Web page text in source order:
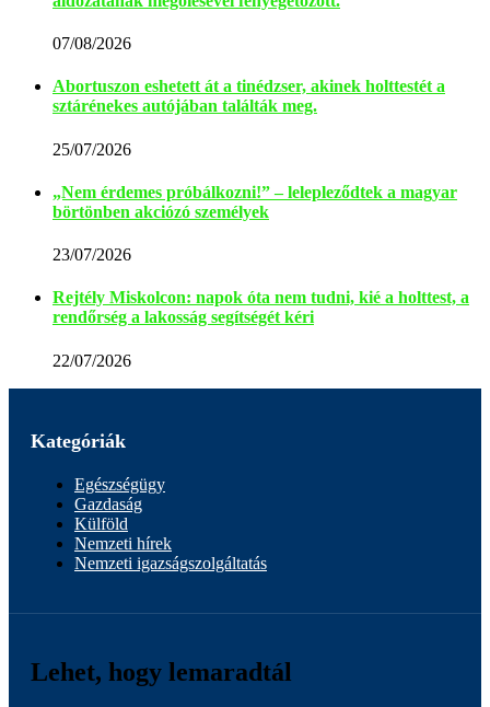
07/08/2026
Abortuszon eshetett át a tinédzser, akinek holttestét a
sztárénekes autójában találták meg.
25/07/2026
„Nem érdemes próbálkozni!” – lelepleződtek a magyar
börtönben akciózó személyek
23/07/2026
Rejtély Miskolcon: napok óta nem tudni, kié a holttest, a
rendőrség a lakosság segítségét kéri
22/07/2026
Kategóriák
Egészségügy
Gazdaság
Külföld
Nemzeti hírek
Nemzeti igazságszolgáltatás
Lehet, hogy lemaradtál